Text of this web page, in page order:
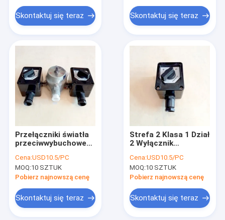
Skontaktuj się teraz Skontaktuj się teraz
Przełączniki światła
przeciwwybuchowe
pozycyjny selektor
220VAC GRP
Cena:USD10.5/PC
MOQ:10 SZTUK
Pobierz najnowszą cenę
Skontaktuj się teraz
Strefa 2 Klasa 1 Dział
2 Wyłącznik
Przycisk zatrzymania
awaryjnego Jeden
Cena:USD10.5/PC
MOQ:10 SZTUK
Pobierz najnowszą cenę
Skontaktuj się teraz